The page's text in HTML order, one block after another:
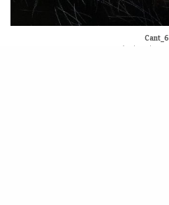
Cant_6